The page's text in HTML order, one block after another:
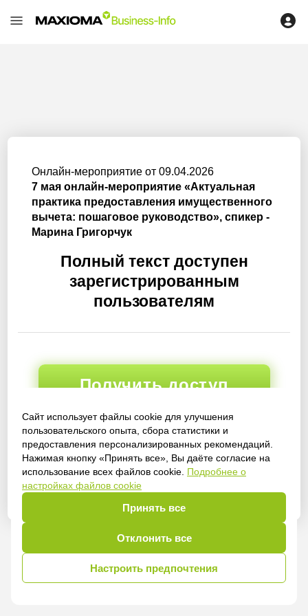
Сайт использует файлы cookie для улучшения
пользовательского опыта, сбора статистики и
предоставления персонализированных рекомендаций.
Нажимая кнопку «Принять все», Вы даёте согласие на
использование всех файлов cookie. Подробнее о
настройках файлов cookie
Принять все
Отклонить все
Настроить предпочтения
Онлайн-мероприятие от 09.04.2026
7 мая онлайн-мероприятие «Актуальная
практика предоставления имущественного
вычета: пошаговое руководство», спикер -
Марина Григорчук
Полный текст доступен
зарегистрированным
пользователям
Получить доступ
Войти